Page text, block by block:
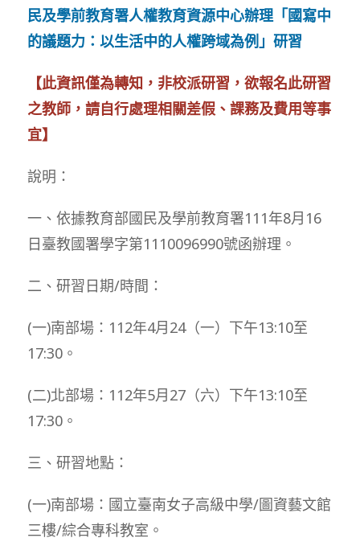
民及學前教育署人權教育資源中心辦理「國寫中
的議題力：以生活中的人權跨域為例」研習
【此資訊僅為轉知，非校派研習，欲報名此研習
之教師，請自行處理相關差假、課務及費用等事
宜】
說明：
一、依據教育部國民及學前教育署111年8月16
日臺教國署學字第1110096990號函辦理。
二、研習日期/時間：
(一)南部場：112年4月24（一）下午13:10至
17:30。
(二)北部場：112年5月27（六）下午13:10至
17:30。
三、研習地點：
(一)南部場：國立臺南女子高級中學/圖資藝文館
三樓/綜合專科教室。